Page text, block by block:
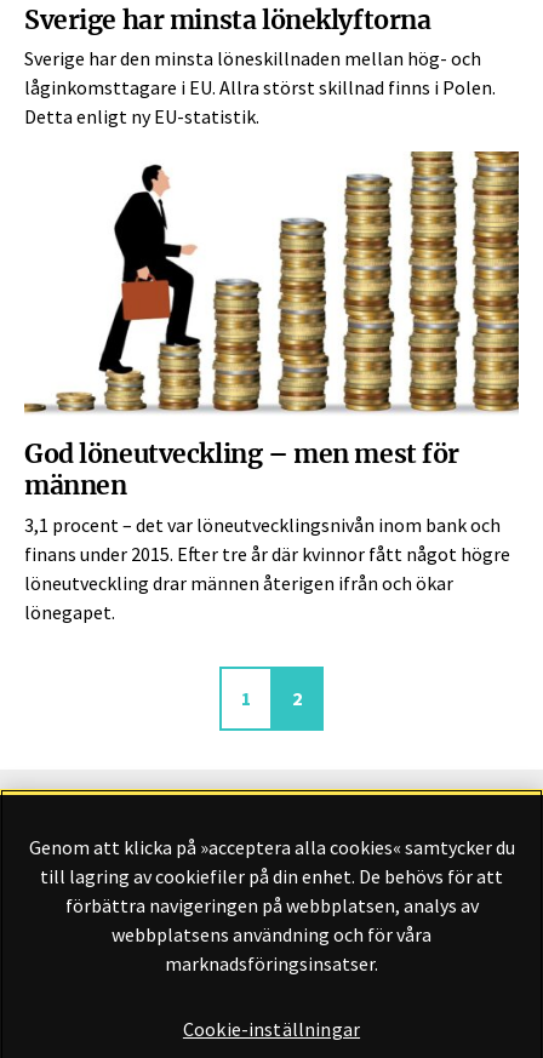
Sverige har minsta löneklyftorna
Sverige har den minsta löneskillnaden mellan hög- och
låginkomsttagare i EU. Allra störst skillnad finns i Polen.
Detta enligt ny EU-statistik.
God löneutveckling – men mest för
männen
3,1 procent – det var löneutvecklingsnivån inom bank och
finans under 2015. Efter tre år där kvinnor fått något högre
löneutveckling drar männen återigen ifrån och ökar
lönegapet.
Sida
1 Aktuell sida
2
Finansliv ägs av Finansliv Sverige AB, 556784-8741.
Genom att klicka på »acceptera alla cookies« samtycker du
till lagring av cookiefiler på din enhet. De behövs för att
förbättra navigeringen på webbplatsen, analys av
webbplatsens användning och för våra
marknadsföringsinsatser.
Cookie-inställningar